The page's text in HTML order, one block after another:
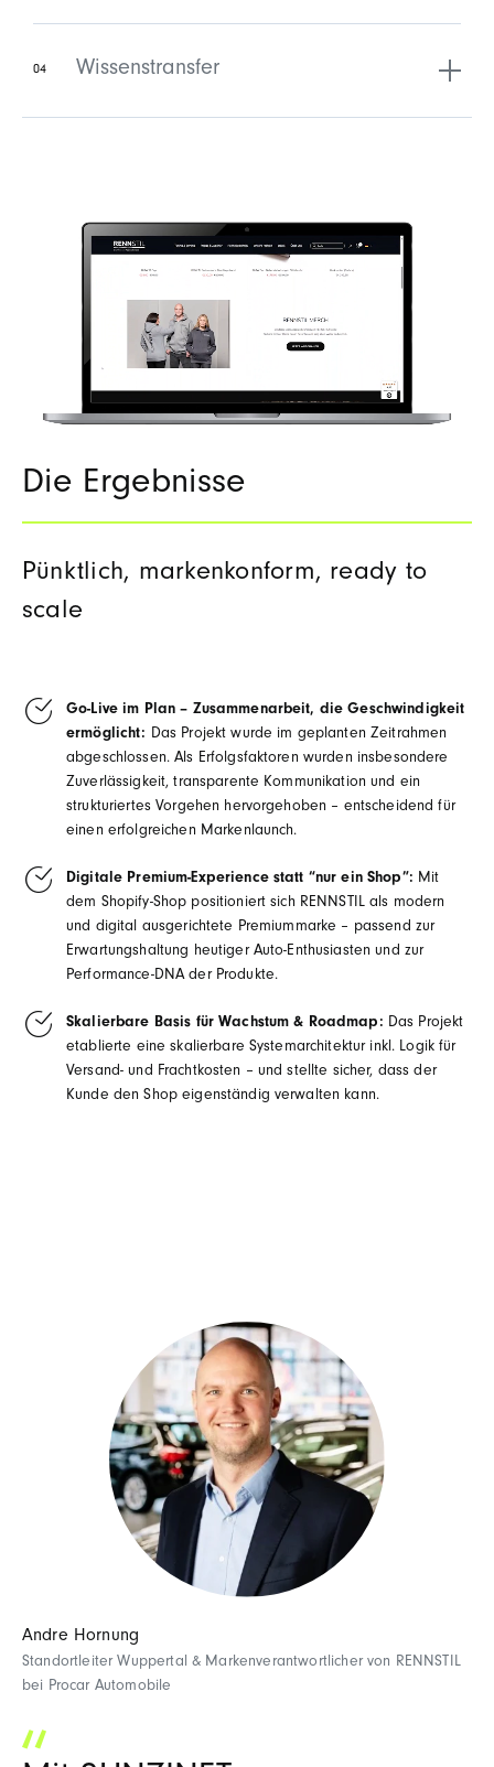
04 Wissenstransfer
Die Ergebnisse
Pünktlich, markenkonform, ready to
scale
Go‑Live im Plan – Zusammenarbeit, die Geschwindigkeit
ermöglicht: Das Projekt wurde im geplanten Zeitrahmen
abgeschlossen. Als Erfolgsfaktoren wurden insbesondere
Zuverlässigkeit, transparente Kommunikation und ein
strukturiertes Vorgehen hervorgehoben – entscheidend für
einen erfolgreichen Markenlaunch.
Digitale Premium‑Experience statt “nur ein Shop”: Mit
dem Shopify‑Shop positioniert sich RENNSTIL als modern
und digital ausgerichtete Premiummarke – passend zur
Erwartungshaltung heutiger Auto‑Enthusiasten und zur
Performance‑DNA der Produkte.
Skalierbare Basis für Wachstum & Roadmap: Das Projekt
etablierte eine skalierbare Systemarchitektur inkl. Logik für
Versand‑ und Frachtkosten – und stellte sicher, dass der
Kunde den Shop eigenständig verwalten kann.
Andre Hornung
Standortleiter Wuppertal & Markenverantwortlicher von RENNSTIL
bei Procar Automobile